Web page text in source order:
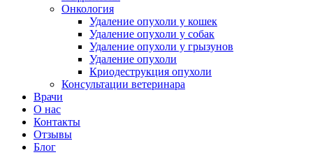
Онкология
Удаление опухоли у кошек
Удаление опухоли у собак
Удаление опухоли у грызунов
Удаление опухоли
Криодеструкция опухоли
Консультации ветеринара
Врачи
О нас
Контакты
Отзывы
Блог